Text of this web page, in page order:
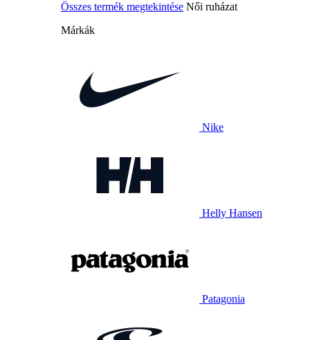
Összes termék megtekintése Női ruházat
Márkák
Nike
Helly Hansen
Patagonia